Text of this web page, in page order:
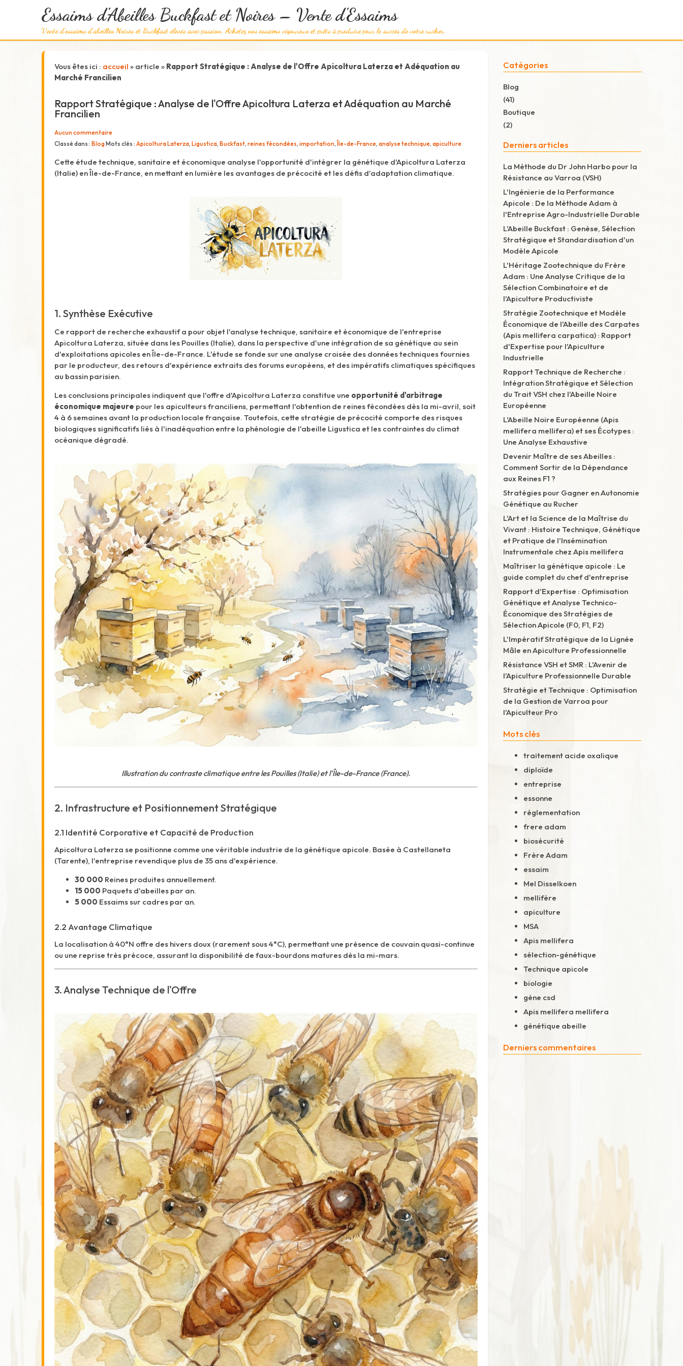
Essaims d'Abeilles Buckfast et Noires – Vente d'Essaims
Vente d'essaims d'abeilles Noires et Buckfast élevés avec passion. Achetez nos essaims vigoureux et prêts à produire pour le succès de votre rucher.
Vous êtes ici : accueil » article » Rapport Stratégique : Analyse de l'Offre Apicoltura Laterza et Adéquation au
Marché Francilien
Rapport Stratégique : Analyse de l'Offre Apicoltura Laterza et Adéquation au Marché
Francilien
Aucun commentaire
Classé dans : Blog Mots clés : Apicoltura Laterza, Ligustica, Buckfast, reines fécondées, importation,Île-de-France, analyse technique, apiculture
Cette étude technique, sanitaire et économique analyse l'opportunité d'intégrer la génétique d'Apicoltura Laterza
(Italie) en Île-de-France, en mettant en lumière les avantages de précocité et les défis d'adaptation climatique.
1. Synthèse Exécutive
Ce rapport de recherche exhaustif a pour objet l'analyse technique, sanitaire et économique de l'entreprise
Apicoltura Laterza, située dans les Pouilles (Italie), dans la perspective d'une intégration de sa génétique au sein
d'exploitations apicoles en Île-de-France. L'étude se fonde sur une analyse croisée des données techniques fournies
par le producteur, des retours d'expérience extraits des forums européens, et des impératifs climatiques spécifiques
au bassin parisien.
Les conclusions principales indiquent que l'offre d'Apicoltura Laterza constitue une opportunité d'arbitrage
économique majeure pour les apiculteurs franciliens, permettant l'obtention de reines fécondées dès la mi-avril, soit
4 à 6 semaines avant la production locale française. Toutefois, cette stratégie de précocité comporte des risques
biologiques significatifs liés à l'inadéquation entre la phénologie de l'abeille Ligustica et les contraintes du climat
océanique dégradé.
Illustration du contraste climatique entre les Pouilles (Italie) et l'Île-de-France (France).
2. Infrastructure et Positionnement Stratégique
2.1 Identité Corporative et Capacité de Production
Apicoltura Laterza se positionne comme une véritable industrie de la génétique apicole. Basée à Castellaneta
(Tarente), l'entreprise revendique plus de 35 ans d'expérience.
30 000 Reines produites annuellement.
15 000 Paquets d'abeilles par an.
5 000 Essaims sur cadres par an.
2.2 Avantage Climatique
La localisation à 40°N offre des hivers doux (rarement sous 4°C), permettant une présence de couvain quasi-continue
ou une reprise très précoce, assurant la disponibilité de faux-bourdons matures dès la mi-mars.
3. Analyse Technique de l'Offre
Catégories
Blog
(41)
Boutique
(2)
Derniers articles
La Méthode du Dr John Harbo pour la
Résistance au Varroa (VSH)
L'Ingénierie de la Performance
Apicole : De la Méthode Adam à
l'Entreprise Agro-Industrielle Durable
L'Abeille Buckfast : Genèse, Sélection
Stratégique et Standardisation d'un
Modèle Apicole
L'Héritage Zootechnique du Frère
Adam : Une Analyse Critique de la
Sélection Combinatoire et de
l'Apiculture Productiviste
Stratégie Zootechnique et Modèle
Économique de l'Abeille des Carpates
(Apis mellifera carpatica) : Rapport
d'Expertise pour l'Apiculture
Industrielle
Rapport Technique de Recherche :
Intégration Stratégique et Sélection
du Trait VSH chez l'Abeille Noire
Européenne
L'Abeille Noire Européenne (Apis
mellifera mellifera) et ses Écotypes :
Une Analyse Exhaustive
Devenir Maître de ses Abeilles :
Comment Sortir de la Dépendance
aux Reines F1 ?
Stratégies pour Gagner en Autonomie
Génétique au Rucher
L'Art et la Science de la Maîtrise du
Vivant : Histoire Technique, Génétique
et Pratique de l'Insémination
Instrumentale chez Apis mellifera
Maîtriser la génétique apicole : Le
guide complet du chef d'entreprise
Rapport d'Expertise : Optimisation
Génétique et Analyse Technico-
Économique des Stratégies de
Sélection Apicole (F0, F1, F2)
L'Impératif Stratégique de la Lignée
Mâle en Apiculture Professionnelle
Résistance VSH et SMR : L'Avenir de
l'Apiculture Professionnelle Durable
Stratégie et Technique : Optimisation
de la Gestion de Varroa pour
l'Apiculteur Pro
Mots clés
traitement acide oxalique
diploïde
entreprise
essonne
réglementation
frere adam
biosécurité
Frère Adam
essaim
Mel Disselkoen
mellifère
apiculture
MSA
Apis mellifera
sélection-génétique
Technique apicole
biologie
gène csd
Apis mellifera mellifera
génétique abeille
Derniers commentaires